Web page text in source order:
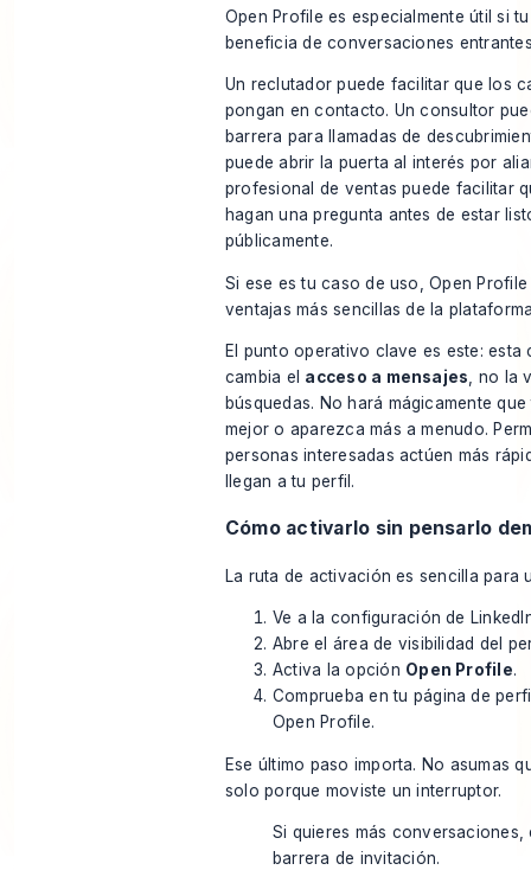
Open Profile es especialmente útil si
beneficia de conversaciones
Un reclutador puede facilitar que los
pongan en contacto. Un consultor
barrera para llamadas de
puede abrir la puerta al interés por
profesional de ventas puede facilitar
hagan una pregunta antes de estar
públicamente.
Si ese es tu caso de uso, Open
ventajas más sencillas de la
El punto operativo clave es este: esta
cambia el acceso a mensajes, no la
búsquedas. No hará mágicamente
mejor o aparezca más a menudo.
personas interesadas actúen más
llegan a tu perfil.
Cómo activarlo sin pensarlo
La ruta de activación es sencilla para
Ve a la configuración de
Abre el área de visibilidad del
Activa la opción Open Profile.
Comprueba en tu página de
Open Profile.
Ese último paso importa. No asumas
solo porque moviste un interruptor.
Si quieres más conversaciones,
barrera de invitación.